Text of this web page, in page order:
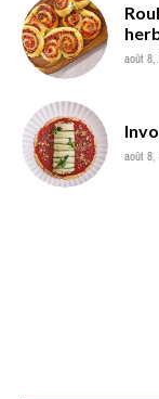
août
août